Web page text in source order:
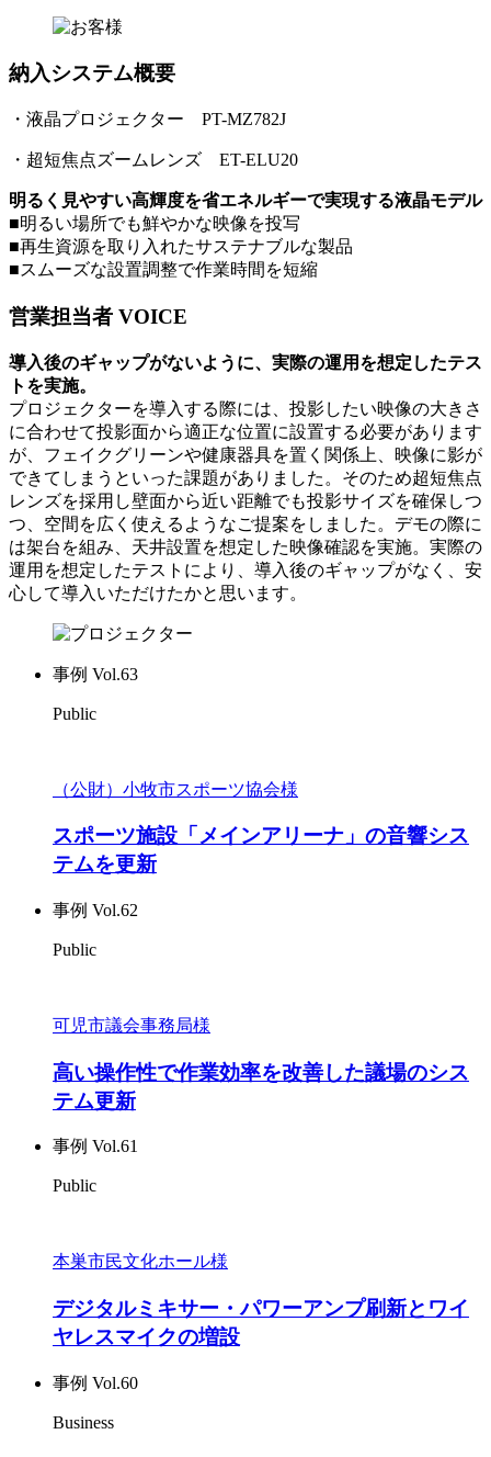
納入システム概要
・液晶プロジェクター PT-MZ782J
・超短焦点ズームレンズ ET-ELU20
明るく見やすい高輝度を省エネルギーで実現する液晶モデル
■明るい場所でも鮮やかな映像を投写
■再生資源を取り入れたサステナブルな製品
■スムーズな設置調整で作業時間を短縮
営業担当者 VOICE
導入後のギャップがないように、実際の運用を想定したテス
トを実施。
プロジェクターを導入する際には、投影したい映像の大きさ
に合わせて投影面から適正な位置に設置する必要があります
が、フェイクグリーンや健康器具を置く関係上、映像に影が
できてしまうといった課題がありました。そのため超短焦点
レンズを採用し壁面から近い距離でも投影サイズを確保しつ
つ、空間を広く使えるようなご提案をしました。デモの際に
は架台を組み、天井設置を想定した映像確認を実施。実際の
運用を想定したテストにより、導入後のギャップがなく、安
心して導入いただけたかと思います。
事例 Vol.63
Public
（公財）小牧市スポーツ協会様
スポーツ施設「メインアリーナ」の音響シス
テムを更新
事例 Vol.62
Public
可児市議会事務局様
高い操作性で作業効率を改善した議場のシス
テム更新
事例 Vol.61
Public
本巣市民文化ホール様
デジタルミキサー・パワーアンプ刷新とワイ
ヤレスマイクの増設
事例 Vol.60
Business